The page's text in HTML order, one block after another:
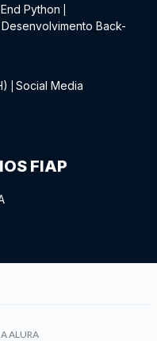
Python
Desenvolvimento Back-
Social Media
FIAP
ALURA